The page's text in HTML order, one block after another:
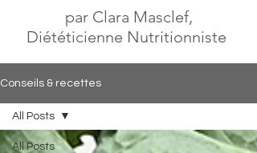
par Clara Masclef,
Diététicienne Nutritionniste
Conseils & recettes
All Posts
All Posts